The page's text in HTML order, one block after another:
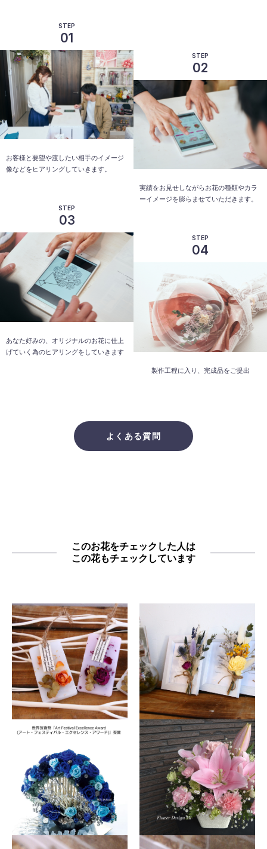
STEP
01
お客様と要望や渡したい相手のイメージ
像などをヒアリングしていきます。
STEP
02
実績をお見せしながらお花の種類やカラ
ーイメージを膨らませていただきます。
STEP
03
あなた好みの、オリジナルのお花に仕上
げていく為のヒアリングをしていきます
STEP
04
製作工程に入り、完成品をご提出
よくある質問
このお花をチェックした人は
この花もチェックしています